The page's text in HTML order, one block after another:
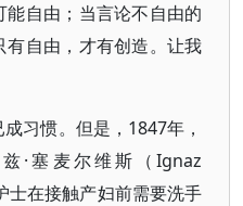
自由；当言论不自由的
自由，才有创造。让我
习惯。但是，1847年，
·塞麦尔维斯（Ignaz
在接触产妇前需要洗手